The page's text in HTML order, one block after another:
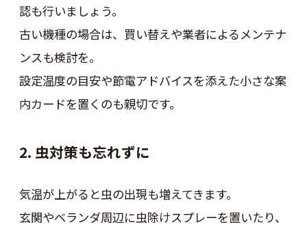
認も行いましょう。
古い機種の場合は、買い替えや業者によるメンテナ
ンスも検討を。
設定温度の目安や節電アドバイスを添えた小さな案
内カードを置くのも親切です。
2. 虫対策も忘れずに
気温が上がると虫の出現も増えてきます。
玄関やベランダ周辺に虫除けスプレーを置いたり、